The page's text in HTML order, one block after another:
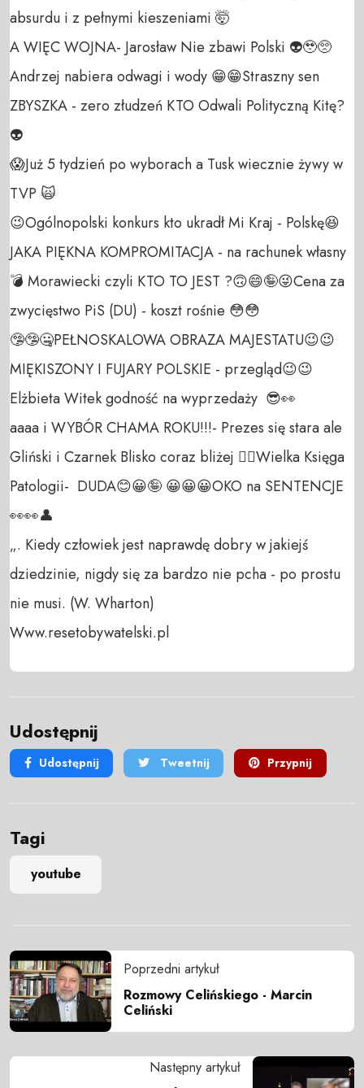
absurdu i z pełnymi kieszeniami 🤯
A WIĘC WOJNA- Jarosław Nie zbawi Polski 👽🥹🥺
Andrzej nabiera odwagi i wody 😁😁Straszny sen
ZBYSZKA - zero złudzeń KTO Odwali Polityczną Kitę?
👽
😱Już 5 tydzień po wyborach a Tusk wiecznie żywy w
TVP 🙀
😉Ogólnopolski konkurs kto ukradł Mi Kraj - Polskę😆
JAKA PIĘKNA KOMPROMITACJA - na rachunek własny
💣 Morawiecki czyli KTO TO JEST ?🙃😄🤪😜Cena za
zwycięstwo PiS (DU) - koszt rośnie 😳😳
🤥🤥🤐PEŁNOSKALOWA OBRAZA MAJESTATU😉😉
MIĘKISZONY I FUJARY POLSKIE - przegląd😉😉
Elżbieta Witek godność na wyprzedaży  😎👀
aaaa i WYBÓR CHAMA ROKU!!!- Prezes się stara ale
Gliński i Czarnek Blisko coraz bliżej 😵‍💫Wielka Księga
Patologii-  DUDA😊😀🤪 😀😀😀OKO na SENTENCJE
👀👀👤
„. Kiedy człowiek jest naprawdę dobry w jakiejś
dziedzinie, nigdy się za bardzo nie pcha - po prostu
nie musi. (W. Wharton)
Www.resetobywatelski.pl
Udostępnij
Udostępnij Tweetnij Przypnij
Tagi
youtube
Poprzedni artykuł
Rozmowy Celińskiego - Marcin
Celiński
Następny artykuł